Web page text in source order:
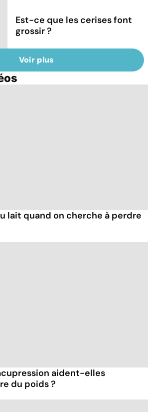
Est-ce que les cerises font
grossir ?
Voir plus
lait quand on cherche à perdre
aident-elles
du poids ?